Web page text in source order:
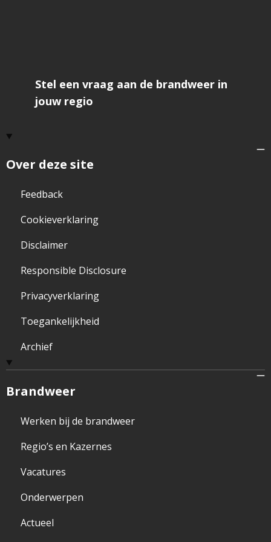
Over deze site
Feedback
Cookieverklaring
Disclaimer
Responsible Disclosure
Privacyverklaring
Toegankelijkheid
Archief
Brandweer
Werken bij de brandweer
Regio’s en Kazernes
Vacatures
Onderwerpen
Actueel
Stel een vraag aan de brandweer in
jouw regio